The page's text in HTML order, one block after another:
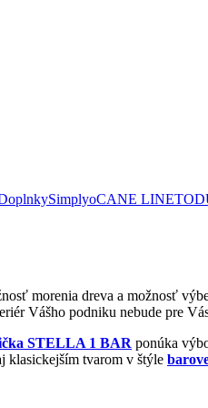
SimplyoCANE LINE
morenia dreva a možnosť
Vášho podniku nebude pre
STELLA 1 BAR ponúka
klasickejším tvarom v štýle